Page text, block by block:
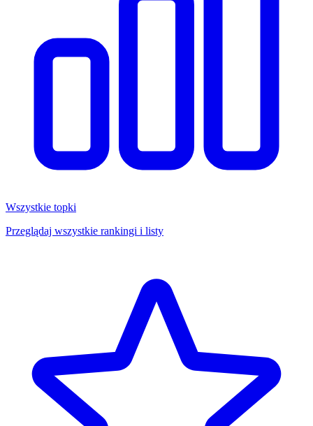
Wszystkie topki
Przeglądaj wszystkie rankingi i listy